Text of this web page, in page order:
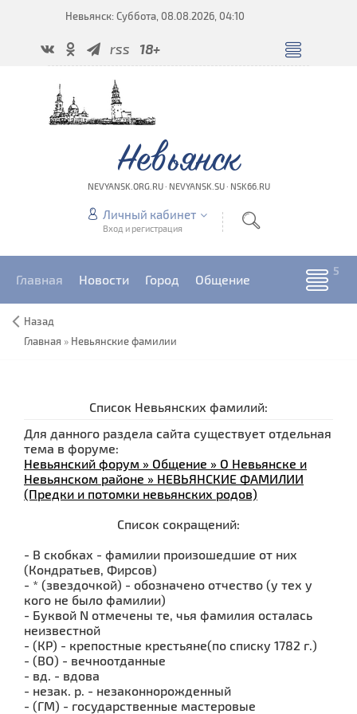
Невьянск: Суббота, 08.08.2026, 04:10
rss 18+
Невьянск
NEVYANSK.ORG.RU · NEVYANSK.SU · NSK66.RU
Личный кабинет
Вход и регистрация
Главная Новости Город Общение
Назад
Главная » Невьянские фамилии
Список Невьянских фамилий:
Для данного раздела сайта существует отдельная
тема в форуме:
Невьянский форум » Общение » О Невьянске и
Невьянском районе » НЕВЬЯНСКИЕ ФАМИЛИИ
(Предки и потомки невьянских родов)
Список сокращений:
- В скобках - фамилии произошедшие от них
(Кондратьев, Фирсов)
- * (звездочкой) - обозначено отчество (у тех у
кого не было фамилии)
- Буквой N отмечены те, чья фамилия осталась
неизвестной
- (КР) - крепостные крестьяне(по списку 1782 г.)
- (ВО) - вечноотданные
- вд. - вдова
- незак. р. - незаконнорожденный
- (ГМ) - государственные мастеровые